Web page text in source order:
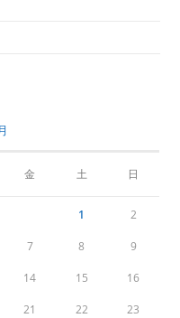
金 土 日
1 2
7 8 9
14 15 16
21 22 23